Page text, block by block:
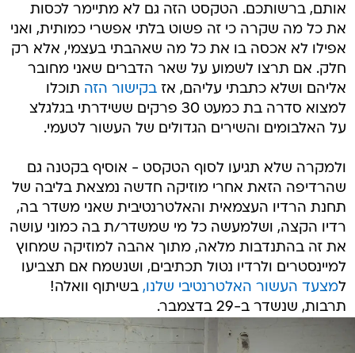
אותם, ברשותכם. הטקסט הזה גם לא מתיימר לכסות
את כל מה שקרה כי זה פשוט בלתי אפשרי כמותית, ואני
אפילו לא אכסה בו את כל מה שאהבתי בעצמי, אלא רק
חלק. אם תרצו לשמוע על שאר הדברים שאני מחובר
אליהם ושלא כתבתי עליהם, אזבקישור הזה תוכלו
למצוא סדרה בת כמעט 30 פרקים ששידרתי בגלגלצ
על האלבומים והשירים הגדולים של העשור לטעמי.
ולמקרה שלא תגיעו לסוף הטקסט - אוסיף בקטנה גם
שהרדיפה הזאת אחרי מוזיקה חדשה נמצאת בליבה של
תחנת הרדיו העצמאית והאלטרנטיבית שאני משדר בה,
רדיו הקצה, ושלמעשה כל מי שמשדר/ת בה כמוני עושה
את זה בהתנדבות מלאה, מתוך אהבה למוזיקה שמחוץ
למיינסטרים ולרדיו נטול תכתיבים, ושנשמח אם תצביעו
למצעד העשור האלטרנטיבי שלנו, בשיתוף וואלה!
תרבות, שנשדר ב-29 בדצמבר.